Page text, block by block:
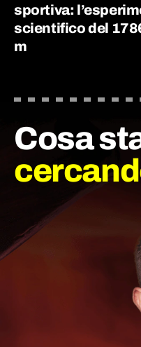
sportiva:
scientifico del
m
Cosa